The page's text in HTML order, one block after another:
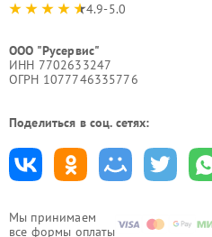
Мы принимаем
все формы оплаты
4.9-5.0
ООО "Русервис"
ИНН 7702633247
ОГРН 1077746335776
Поделиться в соц. сетях: